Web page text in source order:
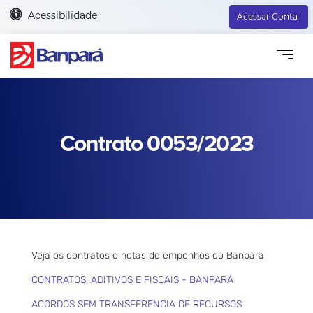
Acessibilidade Acessar Conta
Contrato 0053/2023
Veja os contratos e notas de empenhos do Banpará
CONTRATOS, ADITIVOS E FISCAIS - BANPARÁ
ACORDOS SEM TRANSFERENCIA DE RECURSOS